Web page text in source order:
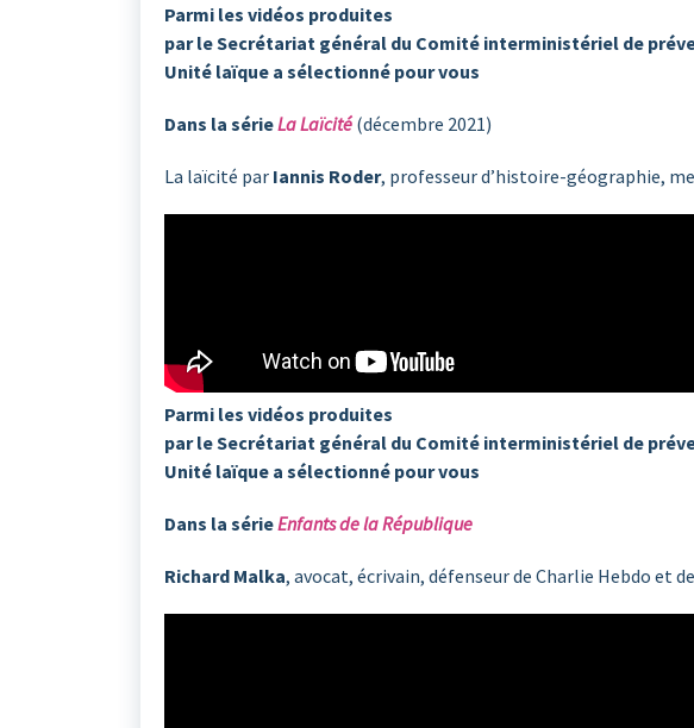
Parmi les vidéos produites
par le Secrétariat général du Comité interministériel de
Unité laïque a sélectionné pour vous
Dans la sérieLa Laïcité (décembre 2021)
La laïcité par Iannis Roder, professeur d’histoire-géographie,
Parmi les vidéos produites
par le Secrétariat général du Comité interministériel de
Unité laïque a sélectionné pour vous
Dans la sérieEnfants de la République
Richard Malka, avocat, écrivain, défenseur de Charlie Hebdo et